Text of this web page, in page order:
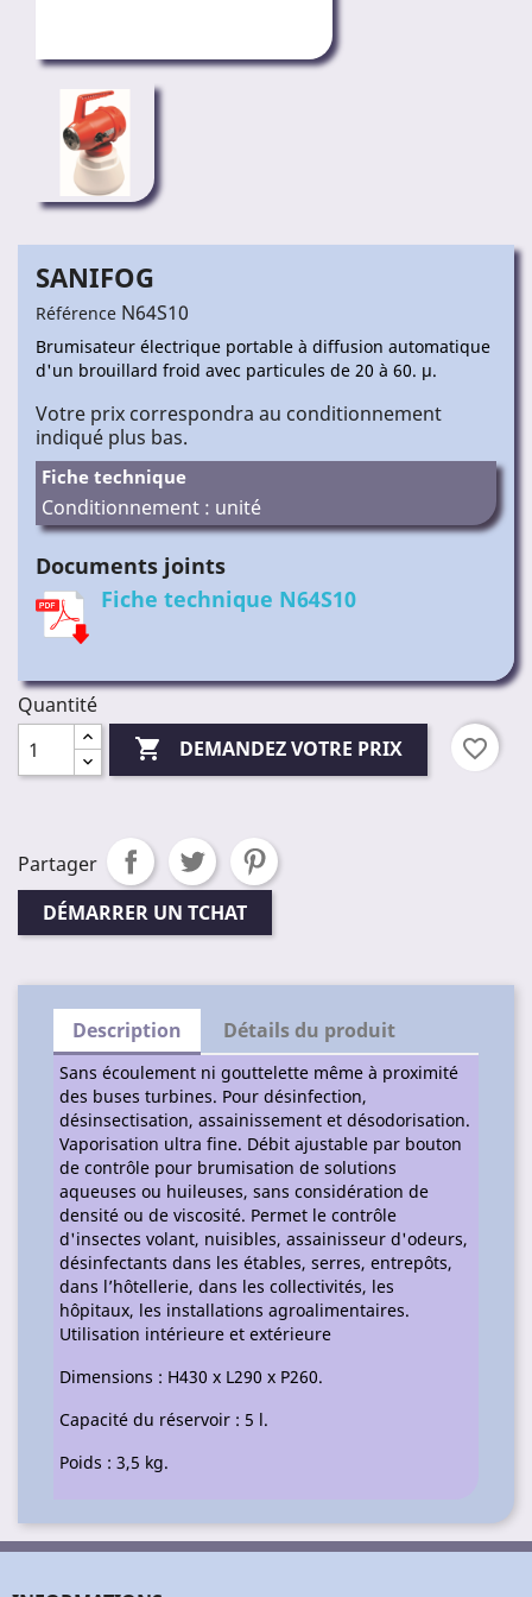
SANIFOG
Référence N64S10
Brumisateur électrique portable à diffusion automatique
d'un brouillard froid avec particules de 20 à 60. μ.
Votre prix correspondra au conditionnement
indiqué plus bas.
Fiche technique
Conditionnement : unité
Documents joints
Fiche technique N64S10
Quantité
 DEMANDEZ VOTRE PRIX favorite_border
Partager
DÉMARRER UN TCHAT
Description Détails du produit
Sans écoulement ni gouttelette même à proximité
des buses turbines. Pour désinfection,
désinsectisation, assainissement et désodorisation.
Vaporisation ultra fine. Débit ajustable par bouton
de contrôle pour brumisation de solutions
aqueuses ou huileuses, sans considération de
densité ou de viscosité. Permet le contrôle
d'insectes volant, nuisibles, assainisseur d'odeurs,
désinfectants dans les étables, serres, entrepôts,
dans l’hôtellerie, dans les collectivités, les
hôpitaux, les installations agroalimentaires.
Utilisation intérieure et extérieure
Dimensions : H430 x L290 x P260.
Capacité du réservoir : 5 l.
Poids : 3,5 kg.